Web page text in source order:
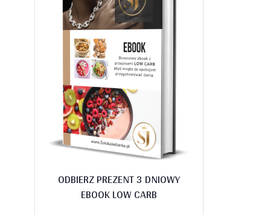
ODBIERZ PREZENT 3 DNIOWY
EBOOK LOW CARB